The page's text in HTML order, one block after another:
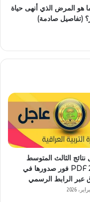
هو المرض الذي أنهى حياة
(تفاصيل صادمة)
نتائج الثالث المتوسط
2026 PDF فور صدورها في
عبر الرابط الرسمي